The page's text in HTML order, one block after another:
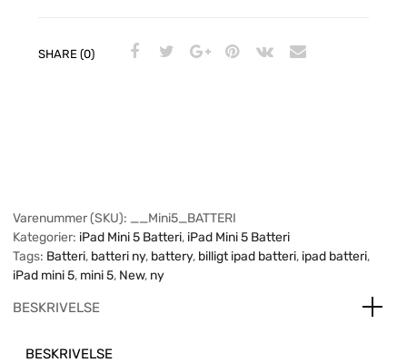
SHARE (0)
Varenummer (SKU): __Mini5_BATTERI
Kategorier: iPad Mini 5 Batteri, iPad Mini 5 Batteri
Tags: Batteri, batteri ny, battery, billigt ipad batteri, ipad batteri,
iPad mini 5, mini 5, New, ny
BESKRIVELSE
BESKRIVELSE